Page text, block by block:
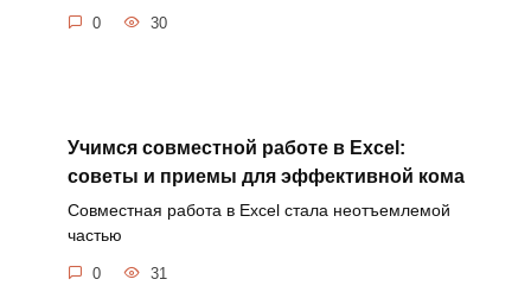
0 30
Учимся совместной работе в Excel:
советы и приемы для эффективной кома
Совместная работа в Excel стала неотъемлемой
частью
0 31